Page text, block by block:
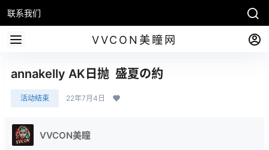
联系我们
VVCON美瞳网
annakelly AK日抛 盛夏の約
活动结束 22年7月4日
VVCON美瞳